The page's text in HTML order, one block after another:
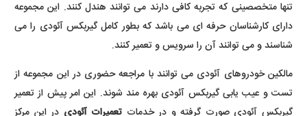
تنها متخصصینی که تجربه کافی دارند می توانند هندل کنند. این مجموعه
دارای کارشناسان حرفه ای می باشد که بطور کامل گیربکس آئودی را می
شناسند و می توانند آن را سرویس و تعمیر کنند.
مالکین خودروهای آئودی می توانند با مراجعه حضوری در این مجموعه از
تست و عیب یابی گیربکس آئودی بهره مند شوند. این امر پیش از تعمیر